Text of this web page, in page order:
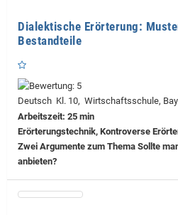
Dialektische Erörterung:
Bestandteile
Deutsch Kl. 10, Wirtschaftsschule,
Arbeitszeit: 25 min
Erörterungstechnik, Kontroverse
Zwei Argumente zum Thema Sollte
anbieten?